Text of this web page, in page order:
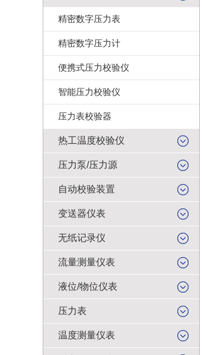
精密数字压力表
精密数字压力计
便携式压力校验仪
智能压力校验仪
压力表校验器
热工温度校验仪
压力泵/压力源
自动校验装置
变送器仪表
无纸记录仪
流量测量仪表
液位/物位仪表
压力表
温度测量仪表